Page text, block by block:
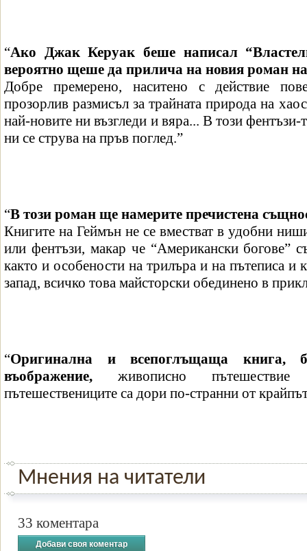
“Ако Джак Керуак беше написал
вероятно щеше да прилича на новия роман
Добре премерено, наситено с действие
прозорлив размисъл за трайната природа на
най-новите ни възгледи и вяра... В този
ни се струва на пръв поглед.”
“В този роман ще намерите пречистена
Книгите на Геймън не се вместват в удобни
или фентъзи, макар че “Американски богове”
както и особености на трилъра и на пътеписа
запад, всичко това майсторски обединено в
“Оригинална и всепоглъщаща книга,
въображение, живописно
пътешествениците са дори по-странни от
Мнения на читатели
33 коментара
Добави своя коментар